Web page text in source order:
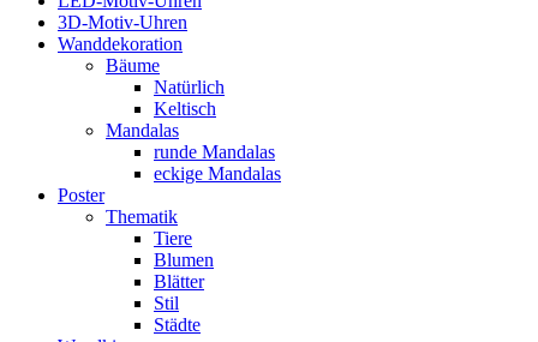
3D-Motiv-Uhren
Wanddekoration
Bäume
Natürlich
Keltisch
Mandalas
runde Mandalas
eckige Mandalas
Poster
Thematik
Tiere
Blumen
Blätter
Stil
Städte